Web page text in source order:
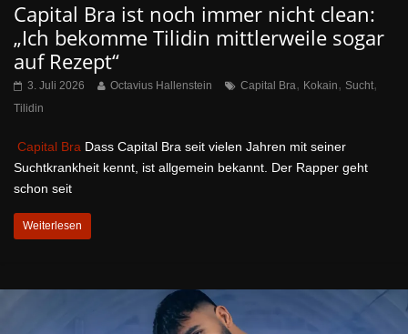
Capital Bra ist noch immer nicht clean:
„Ich bekomme Tilidin mittlerweile sogar
auf Rezept“
3. Juli 2026 Octavius Hallenstein Capital Bra, Kokain, Sucht,
Tilidin
Capital Bra Dass Capital Bra seit vielen Jahren mit seiner
Suchtkrankheit kennt, ist allgemein bekannt. Der Rapper geht
schon seit
Weiterlesen